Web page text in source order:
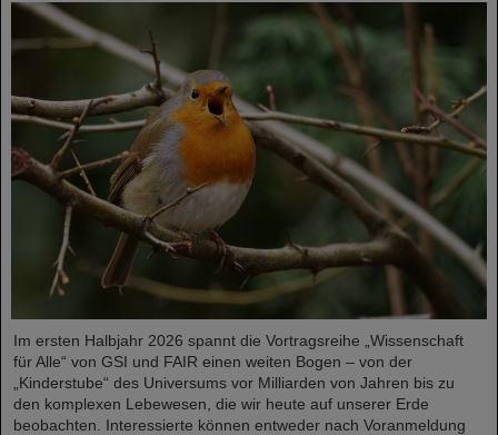
Im ersten Halbjahr 2026 spannt die Vortragsreihe „Wissenschaft
für Alle“ von GSI und FAIR einen weiten Bogen – von der
„Kinderstube“ des Universums vor Milliarden von Jahren bis zu
den komplexen Lebewesen, die wir heute auf unserer Erde
beobachten. Interessierte können entweder nach Voranmeldung